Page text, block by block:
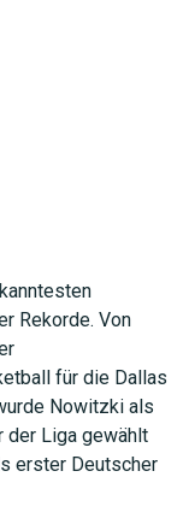
Rekorde. Von
für die Dallas
Nowitzki als
der Liga gewählt
erster Deutscher